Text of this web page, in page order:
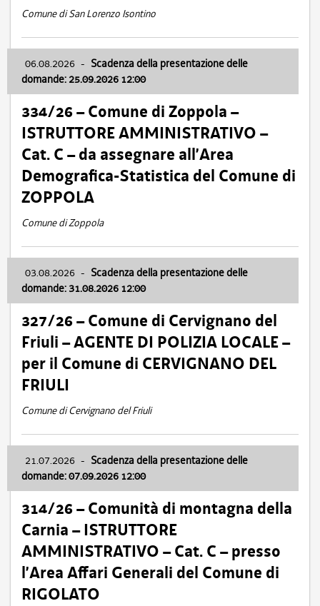
Comune di San Lorenzo Isontino
06.08.2026 - Scadenza della presentazione delle
domande: 25.09.2026 12:00
334/26 – Comune di Zoppola –
ISTRUTTORE AMMINISTRATIVO –
Cat. C – da assegnare all’Area
Demografica-Statistica del Comune di
ZOPPOLA
Comune di Zoppola
03.08.2026 - Scadenza della presentazione delle
domande: 31.08.2026 12:00
327/26 – Comune di Cervignano del
Friuli – AGENTE DI POLIZIA LOCALE –
per il Comune di CERVIGNANO DEL
FRIULI
Comune di Cervignano del Friuli
21.07.2026 - Scadenza della presentazione delle
domande: 07.09.2026 12:00
314/26 – Comunità di montagna della
Carnia – ISTRUTTORE
AMMINISTRATIVO – Cat. C – presso
l’Area Affari Generali del Comune di
RIGOLATO